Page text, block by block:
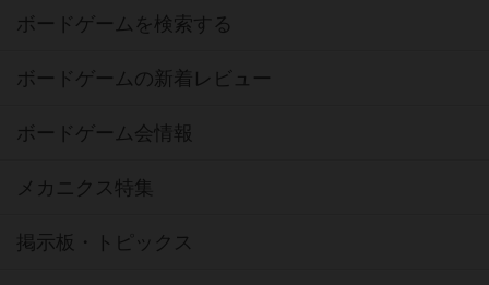
ボードゲームを検索する
ボードゲームの新着レビュー
ボードゲーム会情報
メカニクス特集
掲示板・トピックス